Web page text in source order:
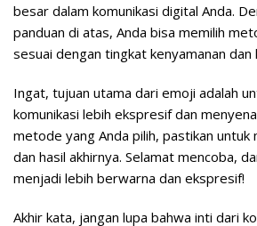
besar dalam komunikasi digital Anda.
panduan di atas, Anda bisa memilih
sesuai dengan tingkat kenyamanan dan
Ingat, tujuan utama dari emoji adalah
komunikasi lebih ekspresif dan
metode yang Anda pilih, pastikan untuk
dan hasil akhirnya. Selamat mencoba,
menjadi lebih berwarna dan ekspresif!
Akhir kata, jangan lupa bahwa inti dari